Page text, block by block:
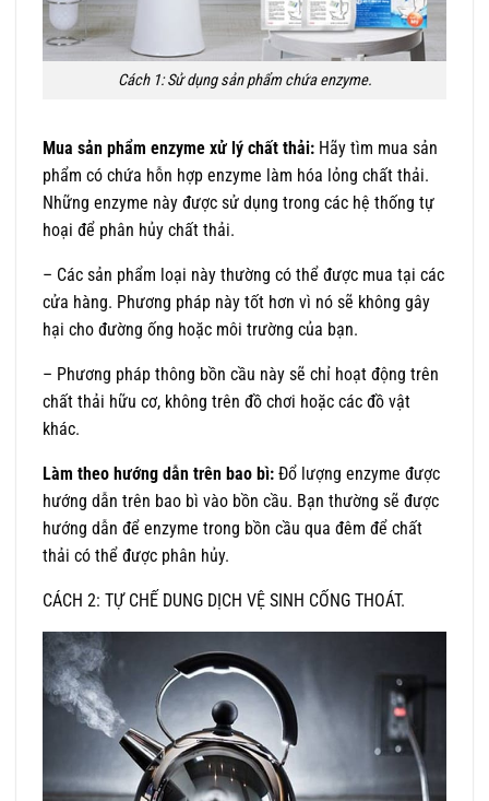
Cách 1: Sử dụng sản phẩm chứa enzyme.
Mua sản phẩm enzyme xử lý chất thải: Hãy tìm mua sản
phẩm có chứa hỗn hợp enzyme làm hóa lỏng chất thải.
Những enzyme này được sử dụng trong các hệ thống tự
hoại để phân hủy chất thải.
– Các sản phẩm loại này thường có thể được mua tại các
cửa hàng. Phương pháp này tốt hơn vì nó sẽ không gây
hại cho đường ống hoặc môi trường của bạn.
– Phương pháp thông bồn cầu này sẽ chỉ hoạt động trên
chất thải hữu cơ, không trên đồ chơi hoặc các đồ vật
khác.
Làm theo hướng dẫn trên bao bì: Đổ lượng enzyme được
hướng dẫn trên bao bì vào bồn cầu. Bạn thường sẽ được
hướng dẫn để enzyme trong bồn cầu qua đêm để chất
thải có thể được phân hủy.
CÁCH 2: TỰ CHẾ DUNG DỊCH VỆ SINH CỐNG THOÁT.